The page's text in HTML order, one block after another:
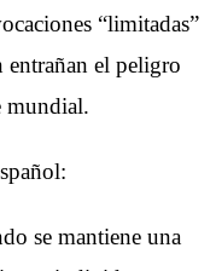
“limitadas”
el peligro
mundial.
se mantiene una